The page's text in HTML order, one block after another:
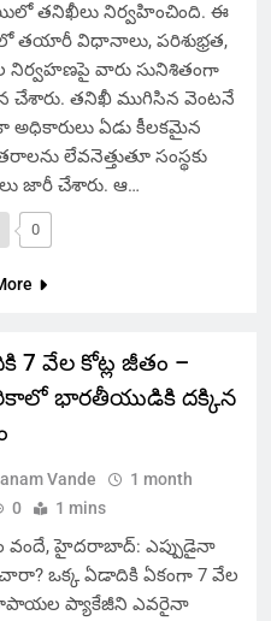
తనిఖీలు నిర్వహించింది. ఈ
తయారీ విధానాలు, పరిశుభ్రత,
నిర్వహణపై వారు సునిశితంగా
చేశారు. తనిఖీ ముగిసిన వెంటనే
ఏడు కీలకమైన
లేవనెత్తుతూ సంస్థకు
జారీ చేశారు. ఆ…
0
7 వేల కోట్ల జీతం –
భారతీయుడికి దక్కిన
Vande
1 month
0 1 mins
వందే, హైదరాబాద్: ఎప్పుడైనా
ఒక్క ఏడాదికి ఏకంగా 7 వేల
ప్యాకేజీని ఎవరైనా